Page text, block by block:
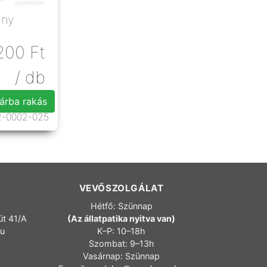
Ft
/ db
rakás
0002-025
41/A
VEVŐSZOLGÁLAT
Hétfő: Szünnap
(Az állatpatika nyitva van)
K–P: 10–18h
Szombat: 9–13h
Vasárnap: Szünnap